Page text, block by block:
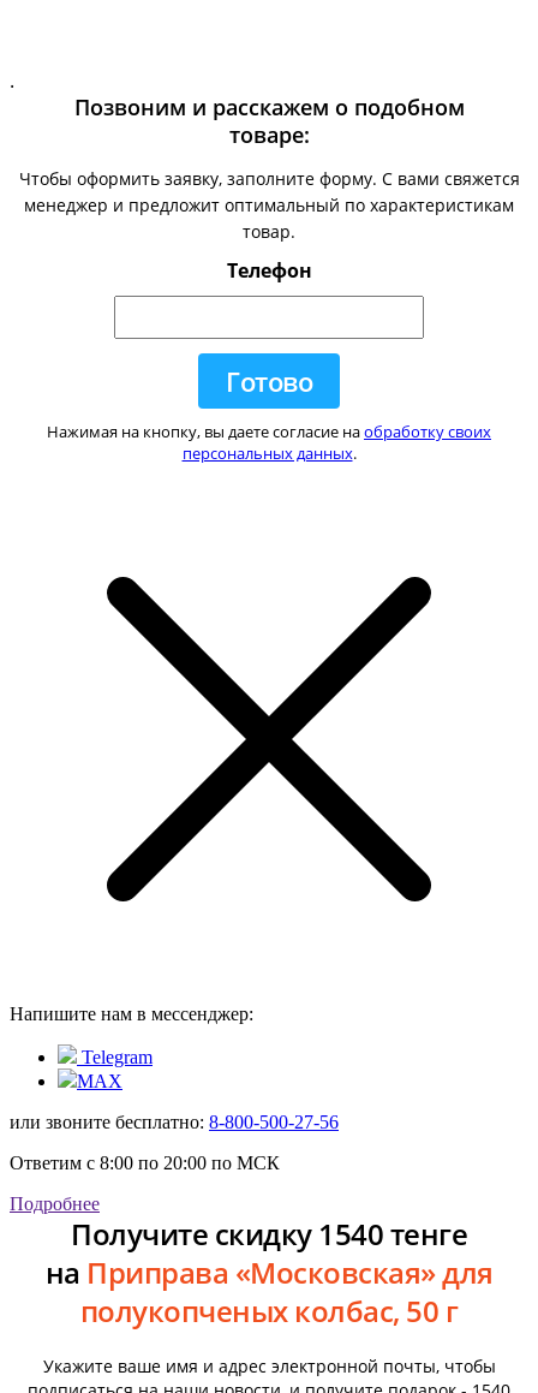
.
Позвоним и расскажем о подобном
товаре:
Чтобы оформить заявку, заполните форму. С вами свяжется
менеджер и предложит оптимальный по характеристикам
товар.
Телефон
Нажимая на кнопку, вы даете согласие наобработку своих
персональных данных.
Напишите нам в мессенджер:
Telegram
MAX
или звоните бесплатно: 8-800-500-27-56
Ответим с 8:00 по 20:00 по МСК
Подробнее
Получите скидку 1540 тенге
на Приправа «Московская» для
полукопченых колбас, 50 г
Укажите ваше имя и адрес электронной почты, чтобы